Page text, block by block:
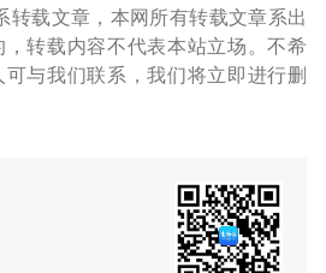
转载文章，本网所有转载文章系出
转载内容不代表本站立场。不希
与我们联系，我们将立即进行删